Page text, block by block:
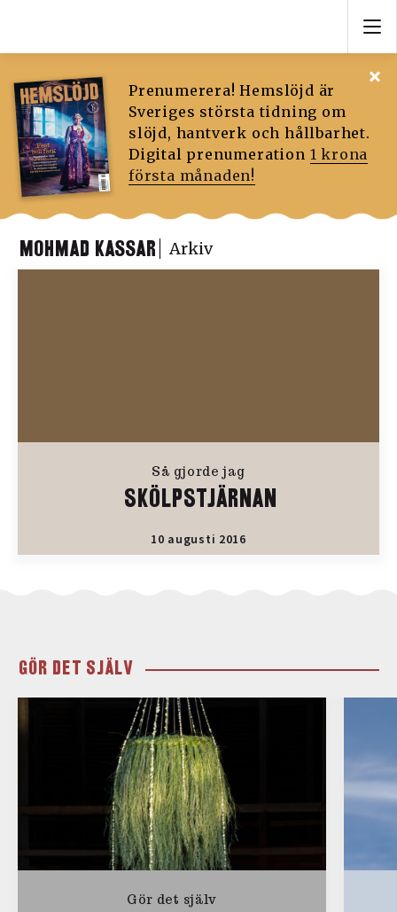
Prenumerera! Hemslöjd är
Sveriges största tidning om
slöjd, hantverk och hållbarhet.
Digital prenumeration 1 krona
första månaden!
MOHMAD KASSAR Arkiv
Så gjorde jag
SKÖLPSTJÄRNAN
10 augusti 2016
GÖR DET SJÄLV
Gör det själv